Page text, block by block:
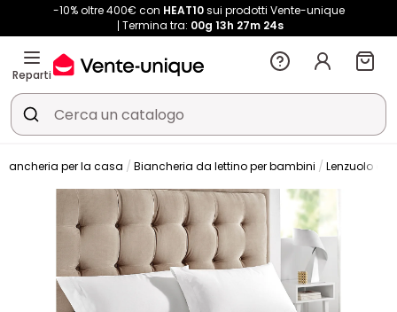
-10% oltre 400€ con HEAT10sui prodotti Vente-unique
Termina tra: 00g 13h 27m 23s
Reparti
Biancheria per la casa Biancheria da lettino per bambini Lenzuolo